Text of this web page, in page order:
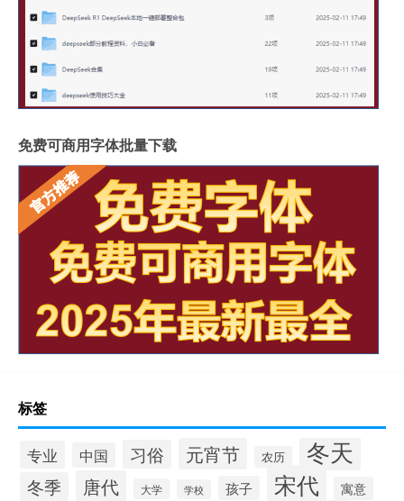
免费可商用字体批量下载
标签
专业 中国 习俗 元宵节 农历 冬天
冬季 唐代 大学 学校 孩子 宋代 寓意